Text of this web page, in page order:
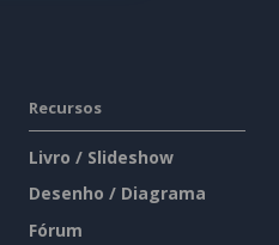
Recursos
Livro / Slideshow
Desenho / Diagrama
Fórum